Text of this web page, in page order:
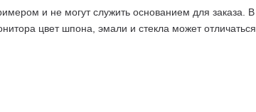
и не могут служить основанием для заказа. В
цвет шпона, эмали и стекла может отличаться